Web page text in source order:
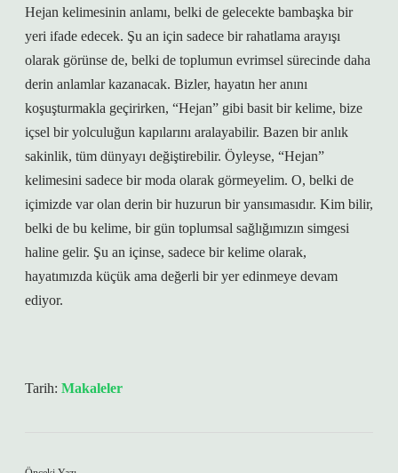
Hejan kelimesinin anlamı, belki de gelecekte bambaşka bir
yeri ifade edecek. Şu an için sadece bir rahatlama arayışı
olarak görünse de, belki de toplumun evrimsel sürecinde daha
derin anlamlar kazanacak. Bizler, hayatın her anını
koşuşturmakla geçirirken, “Hejan” gibi basit bir kelime, bize
içsel bir yolculuğun kapılarını aralayabilir. Bazen bir anlık
sakinlik, tüm dünyayı değiştirebilir. Öyleyse, “Hejan”
kelimesini sadece bir moda olarak görmeyelim. O, belki de
içimizde var olan derin bir huzurun bir yansımasıdır. Kim bilir,
belki de bu kelime, bir gün toplumsal sağlığımızın simgesi
haline gelir. Şu an içinse, sadece bir kelime olarak,
hayatımızda küçük ama değerli bir yer edinmeye devam
ediyor.
Tarih: Makaleler